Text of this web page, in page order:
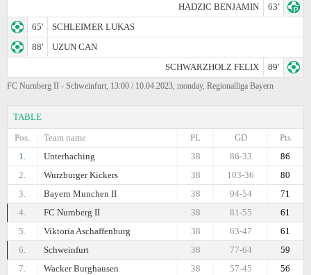
HADZIC BENJAMIN
63'
65'
SCHLEIMER LUKAS
88'
UZUN CAN
SCHWARZHOLZ FELIX
89'
FC Nurnberg II - Schweinfurt, 13:00 / 10.04.2023, monday, Regionalliga Bayern
TABLE
Pos.
Team name Pts
GD
PL
1.
Unterhaching 86
86-33
38
2.
Wurzburger Kickers 80
103-36
38
3.
Bayern Munchen II 71
94-54
38
4.
FC Nurnberg II 61
81-55
38
5.
Viktoria Aschaffenburg 61
63-47
38
6.
Schweinfurt 59
77-64
38
7.
Wacker Burghausen 56
57-45
38